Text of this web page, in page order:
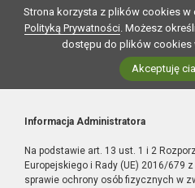
Strona korzysta z plików cookies w
Polityką Prywatności. Możesz
dostępu do plików cookies
Akceptuję
Informacja Administratora
Na podstawie art. 13 ust. 1 i 2
Europejskiego i Rady (UE) 2016/679
sprawie ochrony osób fizycznych w